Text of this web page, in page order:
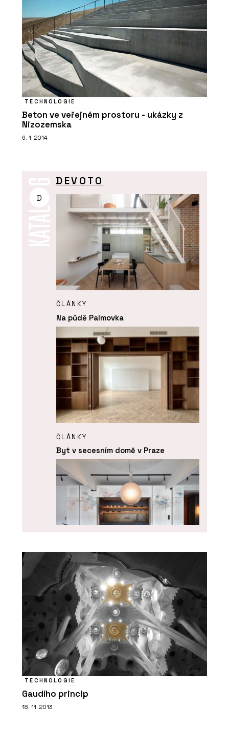
TECHNOLOGIE
Beton ve veřejném prostoru - ukázky z
Nizozemska
6. 1. 2014
D
DEVOTO
ČLÁNKY
Na půdě Palmovka
ČLÁNKY
Byt v secesním domě v Praze
SLUŽBY
Kuchyně na zakázku - DEVOTO
TECHNOLOGIE
Gaudího princip
18. 11. 2013